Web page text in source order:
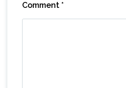
Comment *